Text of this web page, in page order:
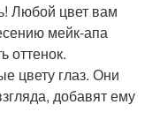
Любой цвет вам
мейк-апа
оттенок.
цвету глаз. Они
добавят ему